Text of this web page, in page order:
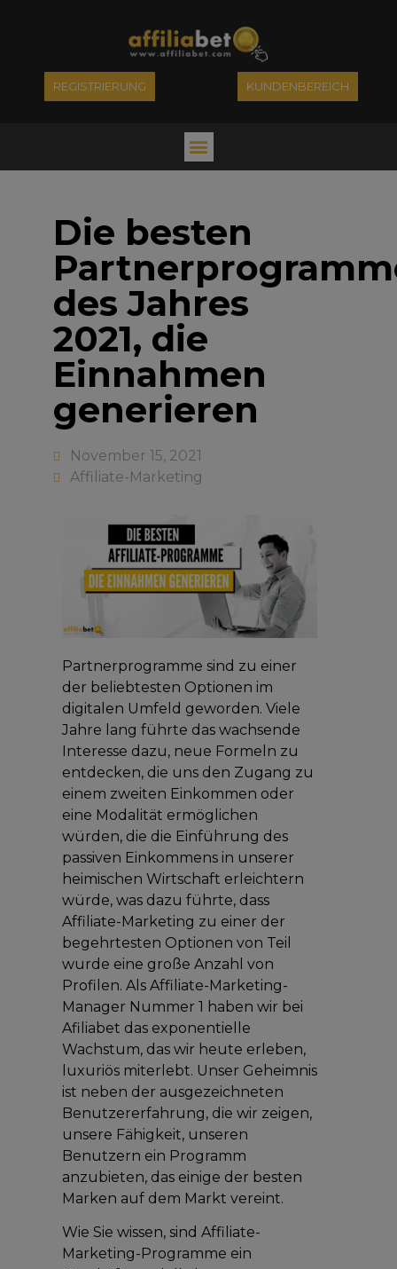
REGISTRIERUNG KUNDENBEREICH
Die besten
des Jahres
2021, die
Einnahmen
generieren
November 15, 2021
Affiliate-Marketing
Partnerprogramme sind zu einer
der beliebtesten Optionen im
digitalen Umfeld geworden. Viele
Jahre lang führte das wachsende
Interesse dazu, neue Formeln zu
entdecken, die uns den Zugang zu
einem zweiten Einkommen oder
eine Modalität ermöglichen
würden, die die Einführung des
passiven Einkommens in unserer
heimischen Wirtschaft erleichtern
würde, was dazu führte, dass
Affiliate-Marketing zu einer der
begehrtesten Optionen von Teil
wurde eine große Anzahl von
Profilen. Als Affiliate-Marketing-
Manager Nummer 1 haben wir bei
Afiliabet das exponentielle
Wachstum, das wir heute erleben,
luxuriös miterlebt. Unser Geheimnis
ist neben der ausgezeichneten
Benutzererfahrung, die wir zeigen,
unsere Fähigkeit, unseren
Benutzern ein Programm
anzubieten, das einige der besten
Marken auf dem Markt vereint.
Wie Sie wissen, sind Affiliate-
Marketing-Programme ein